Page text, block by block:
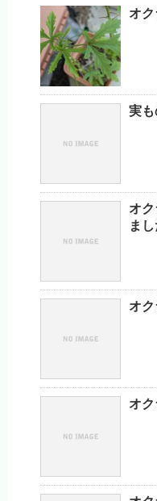
オ
実も
オ
ま
オ
オ